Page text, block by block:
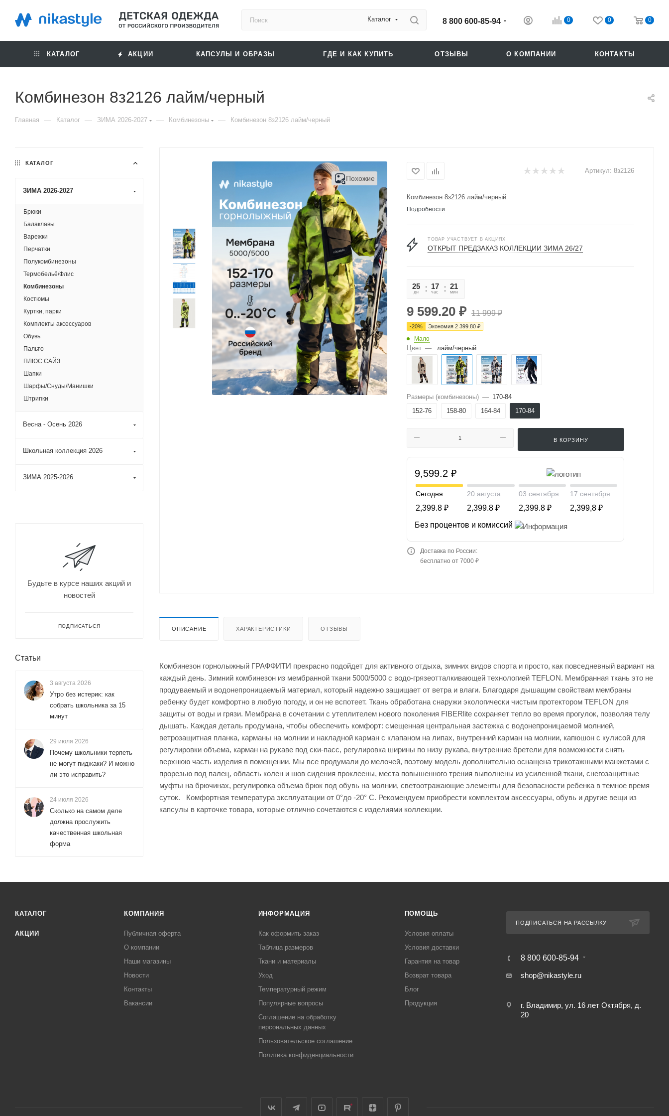
Каталог 8 800 600-85-94 0 0 0
КАТАЛОГ АКЦИИ КАПСУЛЫ И ОБРАЗЫ ГДЕ И КАК КУПИТЬ ОТЗЫВЫ О КОМПАНИИ КОНТАКТЫ
Комбинезон 8з2126 лайм/черный
Главная — Каталог — ЗИМА 2026-2027 — Комбинезоны — Комбинезон 8з2126 лайм/черный
Похожие
Артикул: 8з2126
Комбинезон 8з2126 лайм/черный
Подробности
ТОВАР УЧАСТВУЕТ В АКЦИЯХ
ОТКРЫТ ПРЕДЗАКАЗ КОЛЛЕКЦИИ ЗИМА 26/27
25
дн
17
час
21
мин
9 599.20 ₽ 11 999₽
-20% Экономия 2 399.80 ₽
Мало
Цвет — лайм/черный
Размеры (комбинезоны) — 170-84
152-76
158-80 164-84 170-84
В КОРЗИНУ
9,599.2 ₽
Сегодня
2,399.8 ₽
20 августа
2,399.8 ₽
03 сентября
2,399.8 ₽
17 сентября
2,399,8 ₽
Без процентов и комиссий
Доставка по России:
бесплатно от 7000 ₽
ОПИСАНИЕ ХАРАКТЕРИСТИКИ ОТЗЫВЫ
Комбинезон горнолыжный ГРАФФИТИ прекрасно подойдет для активного отдыха, зимних видов спорта и просто, как повседневный вариант на
каждый день. Зимний комбинезон из мембранной ткани 5000/5000 с водо-грязеотталкивающей технологией TEFLON. Мембранная ткань это не
продуваемый и водонепроницаемый материал, который надежно защищает от ветра и влаги. Благодаря дышащим свойствам мембраны
ребенку будет комфортно в любую погоду, и он не вспотеет. Ткань обработана снаружи экологически чистым протектором TEFLON для
защиты от воды и грязи. Мембрана в сочетании с утеплителем нового поколения FIBERlite сохраняет тепло во время прогулок, позволяя телу
дышать. Каждая деталь продумана, чтобы обеспечить комфорт: смещенная центральная застежка с водонепроницаемой молнией,
ветрозащитная планка, карманы на молнии и накладной карман с клапаном на липах, внутренний карман на молнии, капюшон с кулисой для
регулировки объема, карман на рукаве под ски-пасс, регулировка ширины по низу рукава, внутренние бретели для возможности снять
верхнюю часть изделия в помещении. Мы все продумали до мелочей, поэтому модель дополнительно оснащена трикотажными манжетами с
прорезью под палец, область колен и шов сидения проклеены, места повышенного трения выполнены из усиленной ткани, снегозащитные
муфты на брючинах, регулировка объема брюк под обувь на молнии, светоотражающие элементы для безопасности ребенка в темное время
суток. Комфортная температура эксплуатации от 0°до -20° С. Рекомендуем приобрести комплектом аксессуары, обувь и другие вещи из
капсулы в карточке товара, которые отлично сочетаются с изделиями коллекции.
КАТАЛОГ
ЗИМА 2026-2027
Брюки
Балаклавы
Варежки
Перчатки
Полукомбинезоны
Термобельё/Флис
Комбинезоны
Костюмы
Куртки, парки
Комплекты аксессуаров
Обувь
Пальто
ПЛЮС САЙЗ
Шапки
Шарфы/Снуды/Манишки
Штрипки
Весна - Осень 2026
Школьная коллекция 2026
ЗИМА 2025-2026
Будьте в курсе наших акций и
новостей
ПОДПИСАТЬСЯ
Статьи
3 августа 2026
Утро без истерик: как
собрать школьника за 15
минут
29 июля 2026
Почему школьники терпеть
не могут пиджаки? И можно
ли это исправить?
24 июля 2026
Сколько на самом деле
должна прослужить
качественная школьная
форма
КАТАЛОГ
АКЦИИ
КОМПАНИЯ
Публичная оферта
О компании
Наши магазины
Новости
Контакты
Вакансии
ИНФОРМАЦИЯ
Как оформить заказ
Таблица размеров
Ткани и материалы
Уход
Температурный режим
Популярные вопросы
Соглашение на обработку
персональных данных
Пользовательское соглашение
Политика конфиденциальности
ПОМОЩЬ
Условия оплаты
Условия доставки
Гарантия на товар
Возврат товара
Блог
Продукция
ПОДПИСАТЬСЯ НА РАССЫЛКУ
8 800 600-85-94
shop@nikastyle.ru
г. Владимир, ул. 16 лет Октября, д.
20